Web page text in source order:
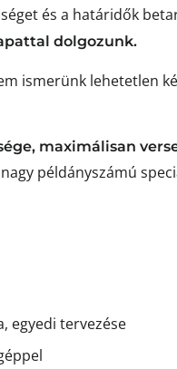
és a határidők
dolgozunk.
ismerünk lehetetlen
maximálisan
példányszámú
egyedi tervezése